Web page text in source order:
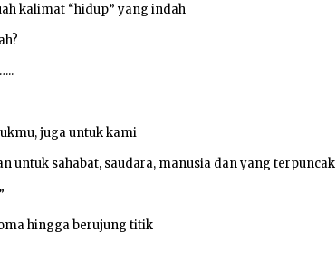
kalimat “hidup” yang indah
juga untuk kami
untuk sahabat, saudara, manusia dan yang terpuncak
hingga berujung titik